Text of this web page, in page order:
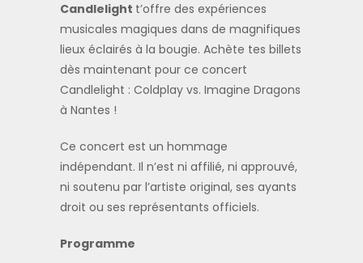
Candlelight t’offre des expériences
musicales magiques dans de magnifiques
lieux éclairés à la bougie. Achète tes billets
dès maintenant pour ce concert
Candlelight : Coldplay vs. Imagine Dragons
à Nantes !
Ce concert est un hommage
indépendant. Il n’est ni affilié, ni approuvé,
ni soutenu par l’artiste original, ses ayants
droit ou ses représentants officiels.
Programme